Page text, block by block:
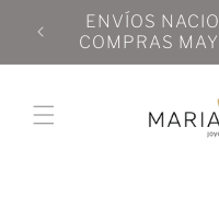
directamente
al contenido
ENVÍOS
COMPRAS